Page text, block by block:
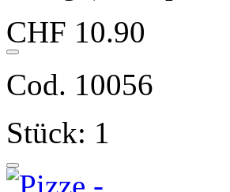
CHF 10.90
Cod. 10056
Stück: 1